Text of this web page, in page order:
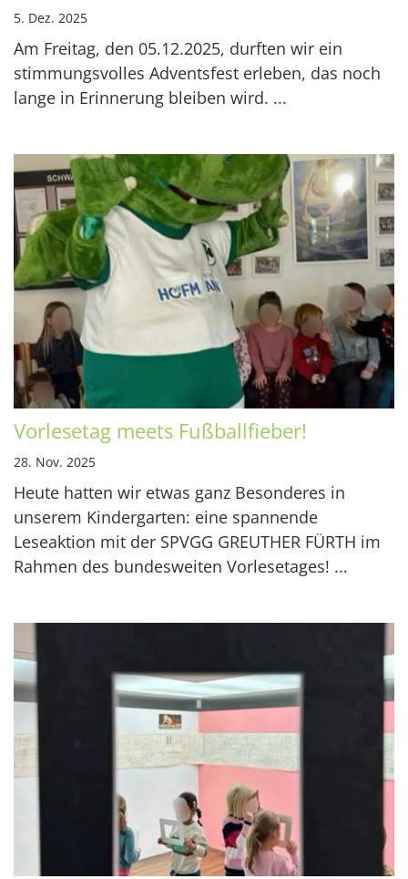
5. Dez. 2025
Am Freitag, den 05.12.2025, durften wir ein
stimmungsvolles Adventsfest erleben, das noch
lange in Erinnerung bleiben wird. ...
Vorlesetag meets Fußballfieber!
28. Nov. 2025
Heute hatten wir etwas ganz Besonderes in
unserem Kindergarten: eine spannende
Leseaktion mit der SPVGG GREUTHER FÜRTH im
Rahmen des bundesweiten Vorlesetages! ...